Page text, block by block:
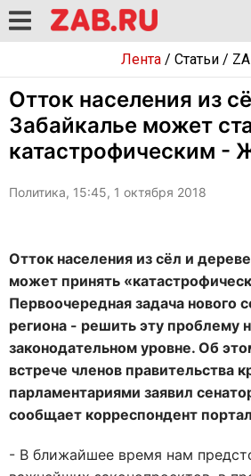
Лента/ Статьи/
Отток населения из
Забайкалье может
катастрофическим -
Политика, 15:45, 1 октября 2018
Отток населения из сёл и
может принять
Первоочередная задача нового
региона - решить эту проблему
законодательном уровне. Об
встрече членов правительства
парламентариями заявил
сообщает корреспондент
- В ближайшее время нам